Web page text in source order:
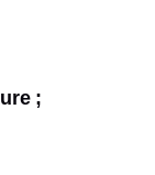
;